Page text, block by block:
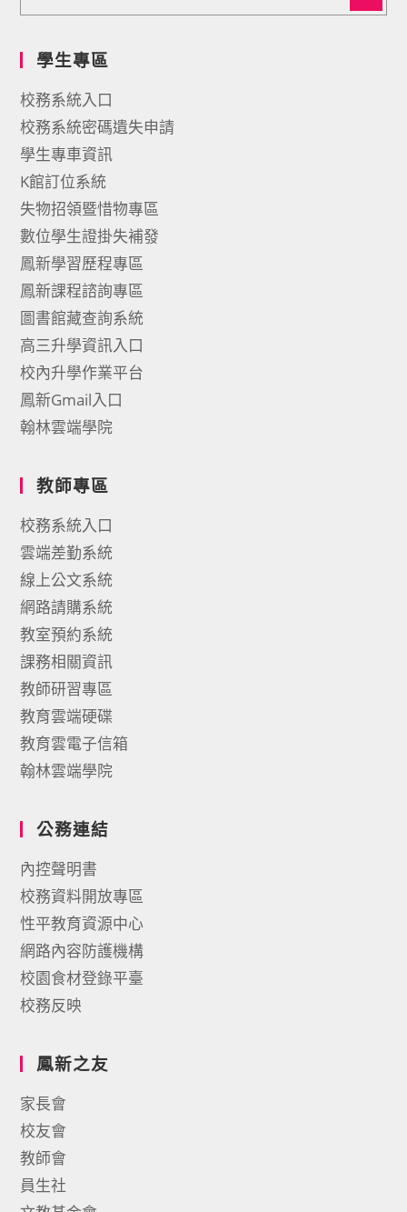
學生專區
校務系統入口
校務系統密碼遺失申請
學生專車資訊
K館訂位系統
失物招領暨惜物專區
數位學生證掛失補發
鳳新學習歷程專區
鳳新課程諮詢專區
圖書館藏查詢系統
高三升學資訊入口
校內升學作業平台
鳳新Gmail入口
翰林雲端學院
教師專區
校務系統入口
雲端差勤系統
線上公文系統
網路請購系統
教室預約系統
課務相關資訊
教師研習專區
教育雲端硬碟
教育雲電子信箱
翰林雲端學院
公務連結
內控聲明書
校務資料開放專區
性平教育資源中心
網路內容防護機構
校園食材登錄平臺
校務反映
鳳新之友
家長會
校友會
教師會
員生社